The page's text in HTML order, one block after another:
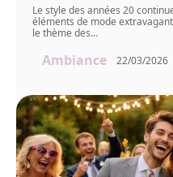
Le style des années 20
éléments de mode
le thème des…
Ambiance 22/03/2026